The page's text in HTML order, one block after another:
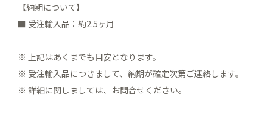
【納期について】
■ 受注輸入品：約2.5ヶ月
※ 上記はあくまでも目安となります。
※ 受注輸入品につきまして、納期が確定次第ご連絡します。
※ 詳細に関しましては、お問合せください。